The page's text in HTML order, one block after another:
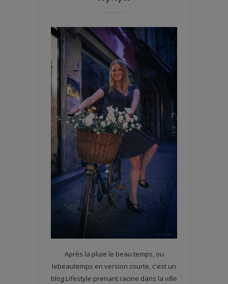
Après la pluie le beau temps, ou
lebeautemps en version courte, c'est un
blog Lifestyle prenant racine dans la ville